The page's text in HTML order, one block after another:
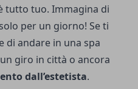
tutto tuo. Immagina di
per un giorno! Se ti
di andare in una spa
giro in città o ancora
dall’estetista.